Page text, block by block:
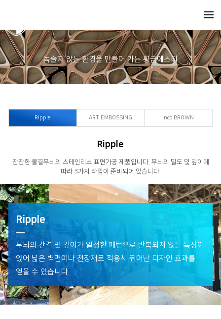
녹슬지 않는 환경을 만들어 가는 황금에스티
Ripple ART EMBOSSING Inco BROWN
Ripple
잔잔한 물결무늬의 스테인리스 표면가공 제품입니다. 무늬의 밀도 및 깊이에
따라 3가지 타입이 준비되어 있습니다.
Ripple
무늬의 간격 및 깊이가 일정한 패턴으로 반복되지 않는 특징이
있어 넓은 벽면이나 천장재로 적용시 뛰어난 디자인 효과를
얻을 수 있습니다.